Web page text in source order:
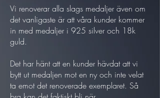
Vi renoverar alla slags medaljer även om
det vanligaste är att våra kunder kommer
in med medaljer i 925 silver och 18k
guld.
Det har hänt att en kunder hävdat att vi
bytt ut medaljen mot en ny och inte velat
ta emot det renoverade exemplaret. Så